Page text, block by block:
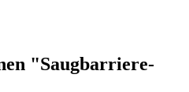
"Saugbarriere-